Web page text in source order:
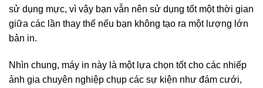
sử dụng mực, vì vậy bạn vẫn nên sử dụng tốt một thời gian
giữa các lần thay thế nếu bạn không tạo ra một lượng lớn
bản in.
Nhìn chung, máy in này là một lựa chọn tốt cho các nhiếp
ảnh gia chuyên nghiệp chụp các sự kiện như đám cưới,